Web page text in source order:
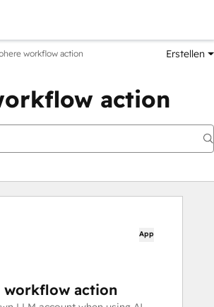
workflow action Erstellen
action
App
workflow action